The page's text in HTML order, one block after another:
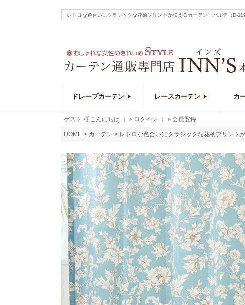
レトロな色合いにクラシックな花柄プリントが映えるカーテン パルテ（D-
ドレープカーテン レースカーテン カ
ゲスト 様こんにちは ログイン 会員登録
HOME カーテン レトロな色合いにクラシックな花柄プリント